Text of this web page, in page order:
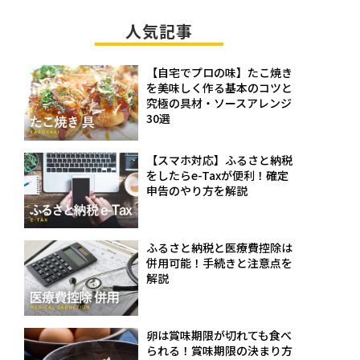
人気記事
【自宅でプロの味】たこ焼き
を美味しく作る基本のコツと
究極の具材・ソースアレンジ
30選
【スマホ対応】ふるさと納税
をしたらe-Taxが便利！確定
申告のやり方を解説
ふるさと納税と医療費控除は
併用可能！手続きと注意点を
解説
卵は賞味期限が切れても食べ
られる！賞味期限の決まり方